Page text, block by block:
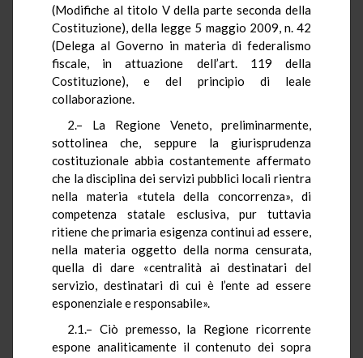
(Modifiche al titolo V della parte seconda della
Costituzione), della legge 5 maggio 2009, n. 42
(Delega al Governo in materia di federalismo
fiscale, in attuazione dell’art. 119 della
Costituzione), e del principio di leale
collaborazione.
2.– La Regione Veneto, preliminarmente,
sottolinea che, seppure la giurisprudenza
costituzionale abbia costantemente affermato
che la disciplina dei servizi pubblici locali rientra
nella materia «tutela della concorrenza», di
competenza statale esclusiva, pur tuttavia
ritiene che primaria esigenza continui ad essere,
nella materia oggetto della norma censurata,
quella di dare «centralità ai destinatari del
servizio, destinatari di cui è l’ente ad essere
esponenziale e responsabile».
2.1.– Ciò premesso, la Regione ricorrente
espone analiticamente il contenuto dei sopra